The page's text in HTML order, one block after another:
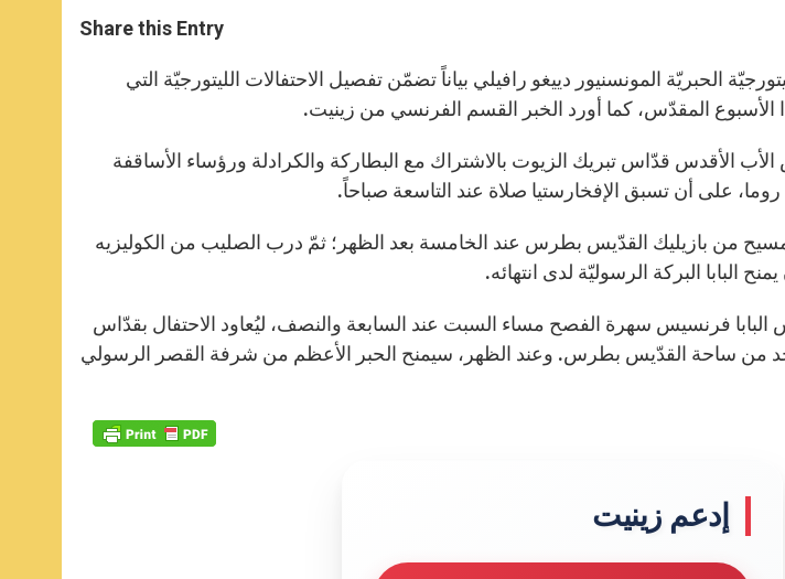
t
s
p
s
e
g
e
e
b
o
k
r
Share this Entry
الحبريّة المونسنيور دييغو رافيلي بياناً تضمّن تفصيل الاحتفالات الليتورجيّة التي
الأسبوع المقدّس، كما أورد الخبر القسم الفرنسي من زينيت.
الأقدس قدّاس تبريك الزيوت بالاشتراك مع البطاركة والكرادلة ورؤساء الأساقفة
على أن تسبق الإفخارستيا صلاة عند التاسعة صباحاً.
من بازيليك القدّيس بطرس عند الخامسة بعد الظهر؛ ثمّ درب الصليب من الكوليزيه
البابا البركة الرسوليّة لدى انتهائه.
البابا فرنسيس سهرة الفصح مساء السبت عند السابعة والنصف، ليُعاود الاحتفال بقدّاس
من ساحة القدّيس بطرس. وعند الظهر، سيمنح الحبر الأعظم من شرفة القصر الرسولي
إدعم زينيت